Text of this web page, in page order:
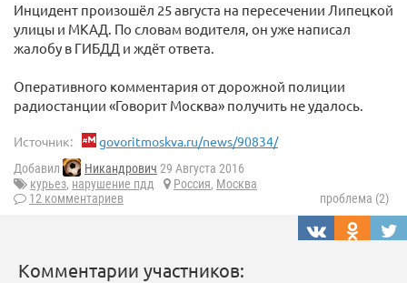
Инцидент произошёл 25 августа на пересечении Липецкой
улицы и МКАД. По словам водителя, он уже написал
жалобу в ГИБДД и ждёт ответа.
Оперативного комментария от дорожной полиции
радиостанции «Говорит Москва» получить не удалось.
Источник: govoritmoskva.ru/news/90834/
Добавил Никандрович 29 Августа 2016
курьез, нарушение пдд Россия, Москва
12 комментариев
проблема (2)
Комментарии участников: